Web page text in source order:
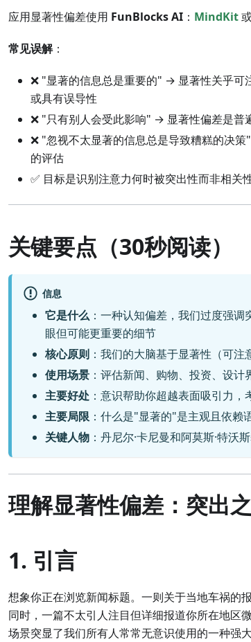
应用显著性偏差使用 FunBlocks AI ： MindKit
常见误解：
❌ "显著的信息总是重要的" → 显著性关乎
或具有误导性
❌ "只有别人会受此影响" → 显著性偏差是普
❌ "忽视不太显著的信息总是导致糟糕的决
的评估
✅ 目标是识别注意力何时被突出性而非相关
关键要点（30秒阅读）
信息
它是什么 ：一种认知偏差，我们过度强
眼但可能更重要的细节
核心原则 ：我们的大脑基于显著性（可
使用场景 ：评估新闻、购物、投资、设
主要好处 ：意识帮助你超越表面吸引力
主要局限 ：什么是"显著的"是主观且依
关键人物 ：丹尼尔·卡尼曼和阿莫斯·特沃
理解显著性偏差：突出
1. 引言
想象你正在浏览新闻标题。一则关于当地车祸的
同时，一篇不太引人注目但详细报道你所在地区
场景突显了我们所有人常常无意识使用的一种